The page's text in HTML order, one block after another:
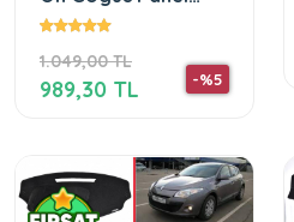
Torpido Koruma
1.049,00 TL
-%5
989,30 TL